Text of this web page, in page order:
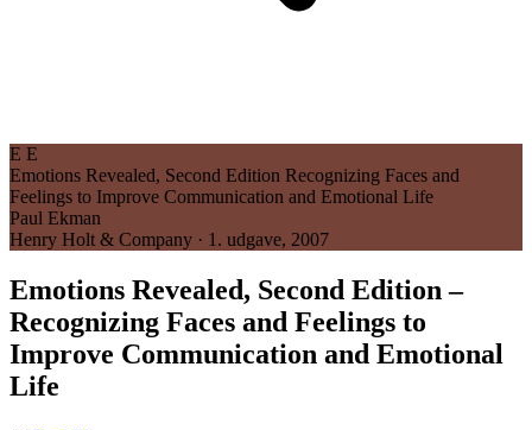
E E
Emotions Revealed, Second Edition Recognizing Faces and
Feelings to Improve Communication and Emotional Life
Paul Ekman
Henry Holt & Company · 1. udgave, 2007
Emotions Revealed, Second Edition–
Recognizing Faces and Feelings to
Improve Communication and Emotional
Life